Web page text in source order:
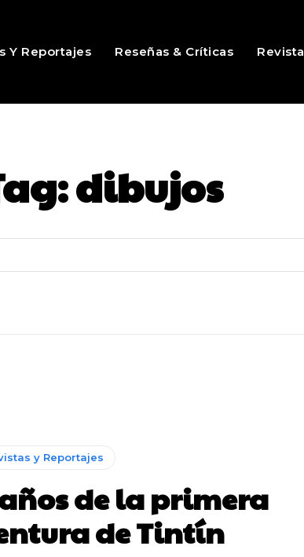
Y Reportajes Reseñas & Críticas Revista
dibujos
y Reportajes
de la primera
de Tintín